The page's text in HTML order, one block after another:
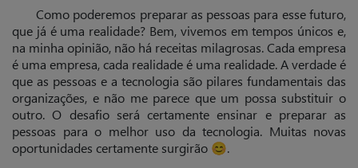
Como poderemos preparar as pessoas para esse futuro,
que já é uma realidade? Bem, vivemos em tempos únicos e,
na minha opinião, não há receitas milagrosas. Cada empresa
é uma empresa, cada realidade é uma realidade. A verdade é
que as pessoas e a tecnologia são pilares fundamentais das
organizações, e não me parece que um possa substituir o
outro. O desafio será certamente ensinar e preparar as
pessoas para o melhor uso da tecnologia. Muitas novas
oportunidades certamente surgirão 😊.